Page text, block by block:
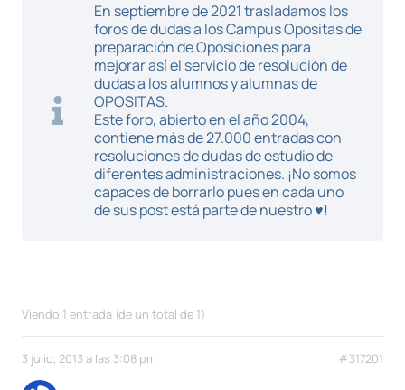
En septiembre de 2021 trasladamos los
foros de dudas a los Campus Opositas de
preparación de Oposiciones para
mejorar así el servicio de resolución de
dudas a los alumnos y alumnas de
OPOSITAS.
Este foro, abierto en el año 2004,
contiene más de 27.000 entradas con
resoluciones de dudas de estudio de
diferentes administraciones. ¡No somos
capaces de borrarlo pues en cada uno
de sus post está parte de nuestro ♥!
Viendo 1 entrada (de un total de 1)
3 julio, 2013 a las 3:08 pm #317201